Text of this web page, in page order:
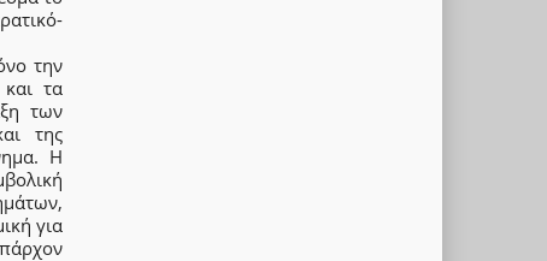
την
και τα
των
της
Η
για